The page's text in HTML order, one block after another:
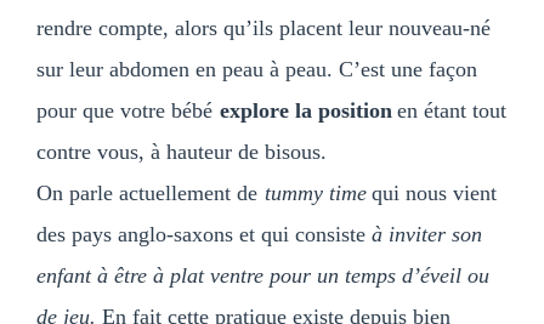
rendre compte, alors qu’ils placent leur nouveau-né
sur leur abdomen en peau à peau. C’est une façon
pour que votre bébé explore la position en étant tout
contre vous, à hauteur de bisous.
On parle actuellement de tummy time qui nous vient
des pays anglo-saxons et qui consiste à inviter son
enfant à être à plat ventre pour un temps d’éveil ou
de jeu. En fait cette pratique existe depuis bien